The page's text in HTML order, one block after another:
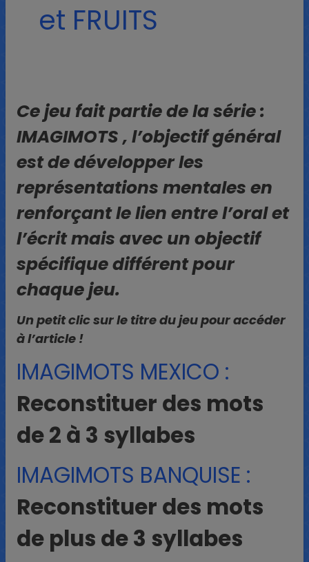
et FRUITS
Ce jeu fait partie de la série :
IMAGIMOTS , l’objectif général
est de développer les
représentations mentales en
renforçant le lien entre l’oral et
l’écrit mais avec un objectif
spécifique différent pour
chaque jeu.
Un petit clic sur le titre du jeu pour accéder
à l’article !
IMAGIMOTS MEXICO :
Reconstituer des mots
de 2 à 3 syllabes
IMAGIMOTS BANQUISE :
Reconstituer des mots
de plus de 3 syllabes